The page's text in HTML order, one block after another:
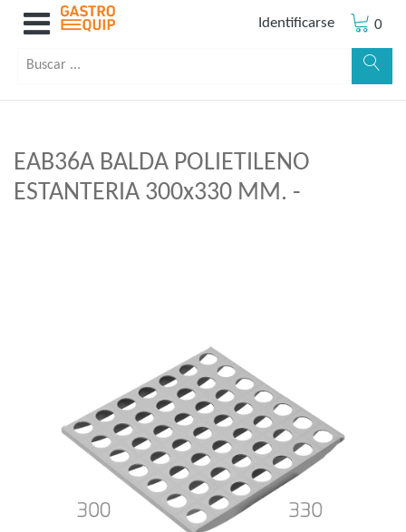
Identificarse 0
EAB36A BALDA POLIETILENO
ESTANTERIA 300x330 MM. -